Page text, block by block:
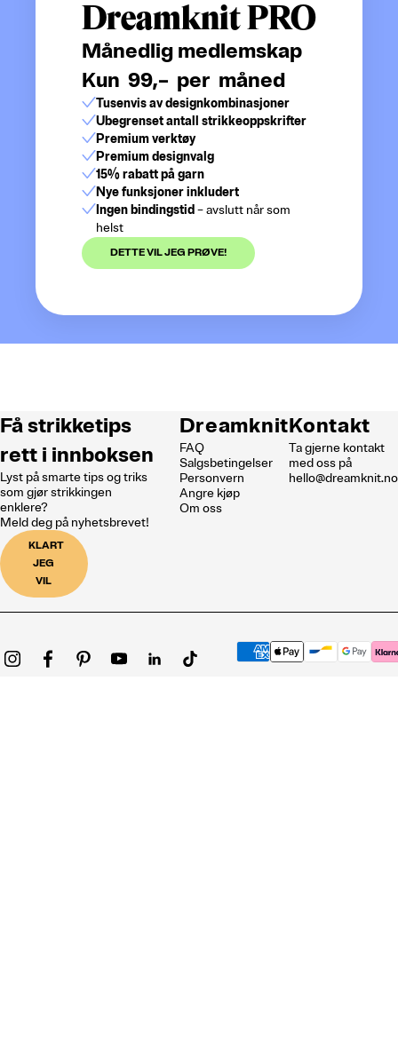
Dreamknit PRO
Månedlig medlemskap
Kun 99,– per måned
Tusenvis av designkombinasjoner
Ubegrenset antall strikkeoppskrifter
Premium verktøy
Premium designvalg
15% rabatt på garn
Nye funksjoner inkludert
Ingen bindingstid –avslutt når som
helst
DETTE VIL JEG PRØVE!
Få strikketips
rett i innboksen
Lyst på smarte tips og triks
som gjør strikkingen
enklere?
Meld deg på nyhetsbrevet!
KLART
JEG
VIL
Dreamknit
FAQ
Salgsbetingelser
Personvern
Angre kjøp
Om oss
Kontakt
Ta gjerne kontakt
med oss på
hello@dreamknit.no